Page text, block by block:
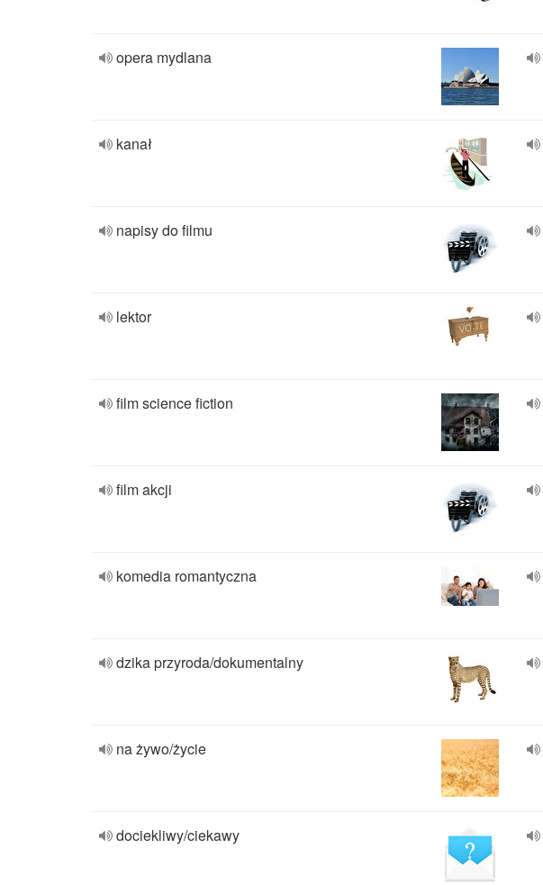
opera mydlana
kanał
napisy do filmu
lektor
film science fiction
film akcji
komedia romantyczna
dzika przyroda/dokumentalny
na żywo/życie
dociekliwy/ciekawy